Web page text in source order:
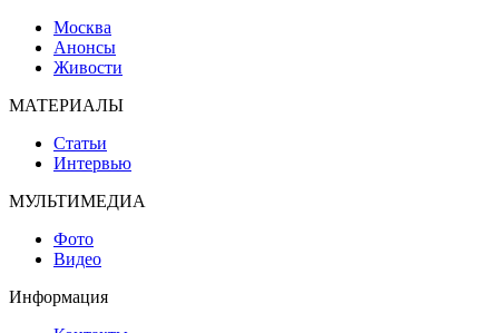
Москва
Анонсы
Живости
МАТЕРИАЛЫ
Статьи
Интервью
МУЛЬТИМЕДИА
Фото
Видео
Информация